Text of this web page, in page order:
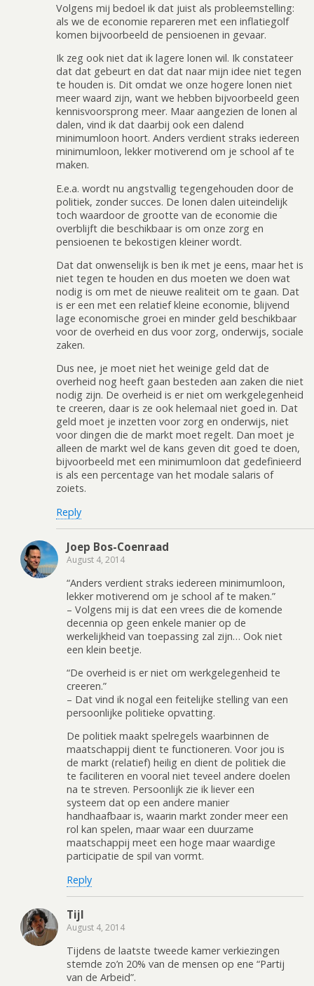
Volgens mij bedoel ik dat juist als probleemstelling:
als we de economie repareren met een inflatiegolf
komen bijvoorbeeld de pensioenen in gevaar.
Ik zeg ook niet dat ik lagere lonen wil. Ik constateer
dat dat gebeurt en dat dat naar mijn idee niet tegen
te houden is. Dit omdat we onze hogere lonen niet
meer waard zijn, want we hebben bijvoorbeeld geen
kennisvoorsprong meer. Maar aangezien de lonen al
dalen, vind ik dat daarbij ook een dalend
minimumloon hoort. Anders verdient straks iedereen
minimumloon, lekker motiverend om je school af te
maken.
E.e.a. wordt nu angstvallig tegengehouden door de
politiek, zonder succes. De lonen dalen uiteindelijk
toch waardoor de grootte van de economie die
overblijft die beschikbaar is om onze zorg en
pensioenen te bekostigen kleiner wordt.
Dat dat onwenselijk is ben ik met je eens, maar het is
niet tegen te houden en dus moeten we doen wat
nodig is om met de nieuwe realiteit om te gaan. Dat
is er een met een relatief kleine economie, blijvend
lage economische groei en minder geld beschikbaar
voor de overheid en dus voor zorg, onderwijs, sociale
zaken.
Dus nee, je moet niet het weinige geld dat de
overheid nog heeft gaan besteden aan zaken die niet
nodig zijn. De overheid is er niet om werkgelegenheid
te creeren, daar is ze ook helemaal niet goed in. Dat
geld moet je inzetten voor zorg en onderwijs, niet
voor dingen die de markt moet regelt. Dan moet je
alleen de markt wel de kans geven dit goed te doen,
bijvoorbeeld met een minimumloon dat gedefinieerd
is als een percentage van het modale salaris of
zoiets.
Reply
Joep Bos-Coenraad
August 4, 2014
“Anders verdient straks iedereen minimumloon,
lekker motiverend om je school af te maken.”
– Volgens mij is dat een vrees die de komende
decennia op geen enkele manier op de
werkelijkheid van toepassing zal zijn… Ook niet
een klein beetje.
“De overheid is er niet om werkgelegenheid te
creeren.”
– Dat vind ik nogal een feitelijke stelling van een
persoonlijke politieke opvatting.
De politiek maakt spelregels waarbinnen de
maatschappij dient te functioneren. Voor jou is
de markt (relatief) heilig en dient de politiek die
te faciliteren en vooral niet teveel andere doelen
na te streven. Persoonlijk zie ik liever een
systeem dat op een andere manier
handhaafbaar is, waarin markt zonder meer een
rol kan spelen, maar waar een duurzame
maatschappij meet een hoge maar waardige
participatie de spil van vormt.
Reply
Tijl
August 4, 2014
Tijdens de laatste tweede kamer verkiezingen
stemde zo’n 20% van de mensen op ene “Partij
van de Arbeid”.